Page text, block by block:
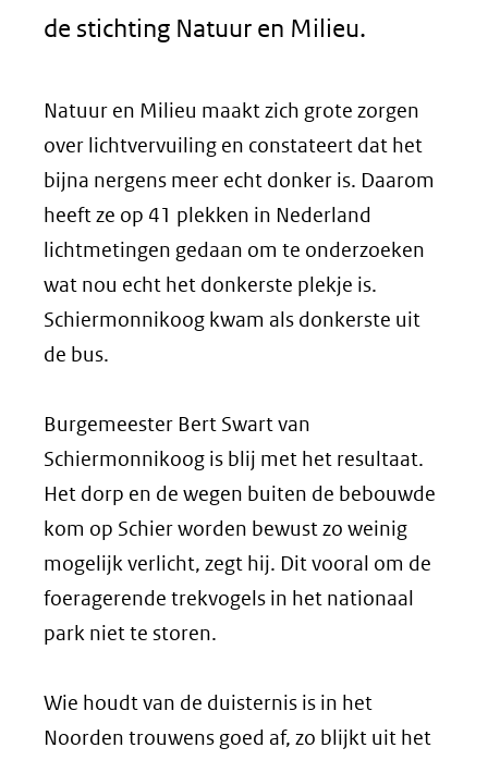
de stichting Natuur en Milieu.
Natuur en Milieu maakt zich grote zorgen
over lichtvervuiling en constateert dat het
bijna nergens meer echt donker is. Daarom
heeft ze op 41 plekken in Nederland
lichtmetingen gedaan om te onderzoeken
wat nou echt het donkerste plekje is.
Schiermonnikoog kwam als donkerste uit
de bus.
Burgemeester Bert Swart van
Schiermonnikoog is blij met het resultaat.
Het dorp en de wegen buiten de bebouwde
kom op Schier worden bewust zo weinig
mogelijk verlicht, zegt hij. Dit vooral om de
foeragerende trekvogels in het nationaal
park niet te storen.
Wie houdt van de duisternis is in het
Noorden trouwens goed af, zo blijkt uit het